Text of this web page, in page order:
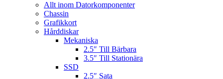
Allt inom Datorkomponenter
Chassin
Grafikkort
Hårddiskar
Mekaniska
2.5″ Till Bärbara
3.5″ Till Stationära
SSD
2.5″ Sata